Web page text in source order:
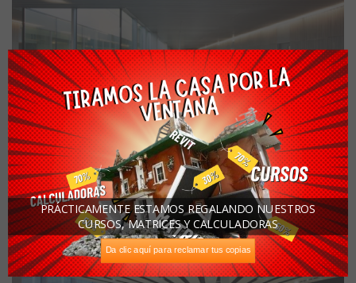
Da clic aquí para reclamar tus copias
PRÁCTICAMENTE ESTAMOS REGALANDO NUESTROS
CURSOS, MATRICES Y CALCULADORAS